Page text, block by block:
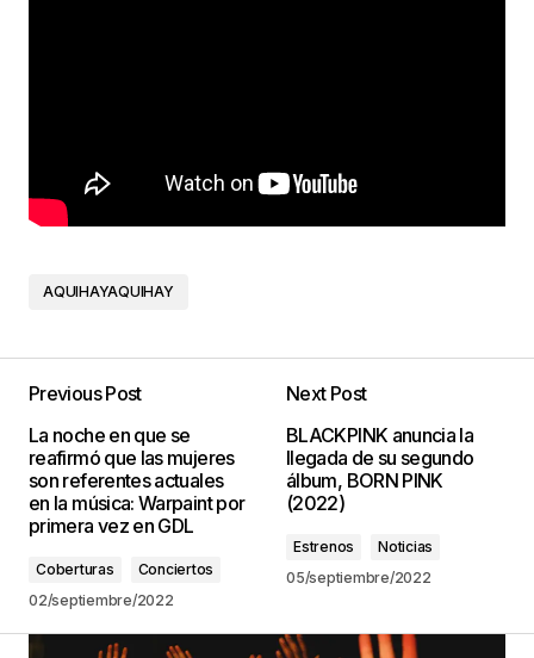
AQUIHAYAQUIHAY
Previous Post
La noche en que se
reafirmó que las mujeres
son referentes actuales
en la música: Warpaint por
primera vez en GDL
Coberturas
Conciertos
02/septiembre/2022
Next Post
BLACKPINK anuncia la
llegada de su segundo
álbum, BORN PINK
(2022)
Estrenos
Noticias
05/septiembre/2022